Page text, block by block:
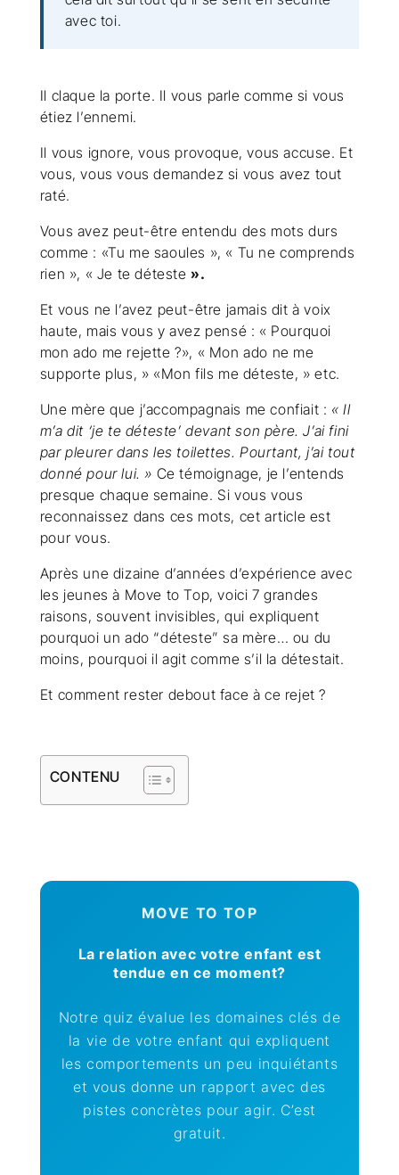
avec toi.
Il claque la porte. Il vous parle comme si vous
étiez l’ennemi.
Il vous ignore, vous provoque, vous accuse. Et
vous, vous vous demandez si vous avez tout
raté.
Vous avez peut-être entendu des mots durs
comme : «Tu me saoules », « Tu ne comprends
rien », « Je te déteste».
Et vous ne l’avez peut-être jamais dit à voix
haute, mais vous y avez pensé : « Pourquoi
mon ado me rejette ?», « Mon ado ne me
supporte plus, » «Mon fils me déteste, » etc.
Une mère que j’accompagnais me confiait : « Il
m’a dit ‘je te déteste’ devant son père. J’ai fini
par pleurer dans les toilettes. Pourtant, j’ai tout
donné pour lui. » Ce témoignage, je l’entends
presque chaque semaine. Si vous vous
reconnaissez dans ces mots, cet article est
pour vous.
Après une dizaine d’années d’expérience avec
les jeunes à Move to Top, voici 7 grandes
raisons, souvent invisibles, qui expliquent
pourquoi un ado “déteste” sa mère… ou du
moins, pourquoi il agit comme s’il la détestait.
Et comment rester debout face à ce rejet ?
CONTENU
MOVE TO TOP
La relation avec votre enfant est
tendue en ce moment?
Notre quiz évalue les domaines clés de
la vie de votre enfant qui expliquent
les comportements un peu inquiétants
et vous donne un rapport avec des
pistes concrètes pour agir. C’est
gratuit.